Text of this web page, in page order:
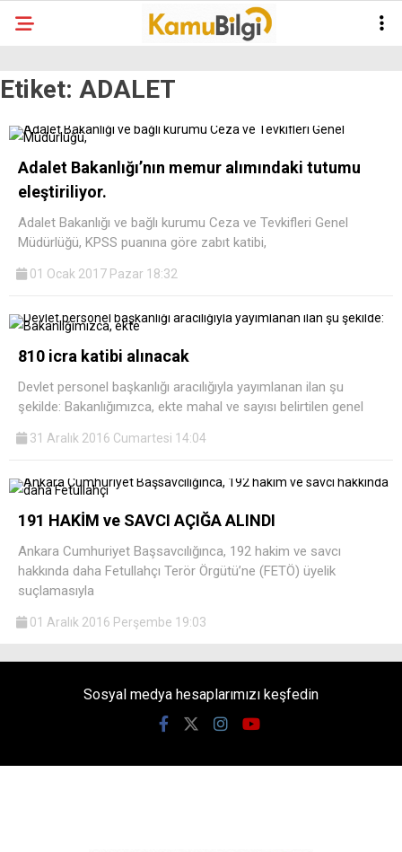
Etiket: ADALET
Adalet Bakanlığı’nın memur alımındaki tutumu
eleştiriliyor.
Adalet Bakanlığı ve bağlı kurumu Ceza ve Tevkifleri Genel
Müdürlüğü, KPSS puanına göre zabıt katibi,
01 Ocak 2017 Pazar 18:32
810 icra katibi alınacak
Devlet personel başkanlığı aracılığıyla yayımlanan ilan şu
şekilde: Bakanlığımızca, ekte mahal ve sayısı belirtilen genel
31 Aralık 2016 Cumartesi 14:04
191 HAKİM ve SAVCI AÇIĞA ALINDI
Ankara Cumhuriyet Başsavcılığınca, 192 hakim ve savcı
hakkında daha Fetullahçı Terör Örgütü’ne (FETÖ) üyelik
suçlamasıyla
01 Aralık 2016 Perşembe 19:03
Sosyal medya hesaplarımızı keşfedin